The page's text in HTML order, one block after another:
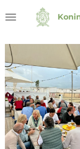
direct
de
hoofdinhoud